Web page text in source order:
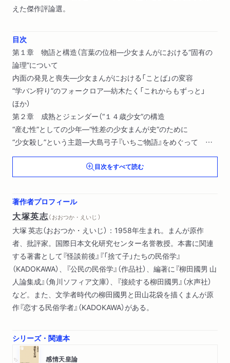
えた傑作評論選。
目次
第１章 物語と構造（言葉の位相―少女まんがにおける“固有の
論理”について
内面の発見と喪失―少女まんがにおける「ことば」の変容
“学バン狩り”のフォークロア―紡木たく「これからもずっと」
ほか）
第２章 成熟とジェンダー（“１４歳少女”の構造
“産む性”としての少年―“性差の少女まんが史”のために
“少女殺し”という主題―大島弓子『いちご物語』をめぐって ほ
か）
第３章 性表現と身体（記号的身体の呪縛―手塚治虫「まんが記
号説」批判
美少女症候群―不在の“強姦者” ほか）
補論 三島由紀夫の「首」と「１９７０年」の蜂起する少年まんが
目次をすべて読む
著作者プロフィール
大塚英志（ おおつか・えいじ ）
大塚 英志（おおつか・えいじ）：1958年生まれ。まんが原作
者、批評家。国際日本文化研究センター名誉教授。本書に関連
する著書として『怪談前後』『「捨て子」たちの民俗学』
（KADOKAWA）、『公民の民俗学』（作品社）、編著に『柳田國男 山
人論集成』（角川ソフィア文庫）、『接続する柳田國男』（水声社）
など。また、文学者時代の柳田國男と田山花袋を描くまんが原
作『恋する民俗学者』（KADOKAWA）がある。
シリーズ・関連本
感情天皇論